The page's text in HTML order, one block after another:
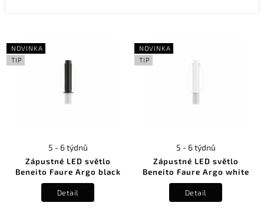
NOVINKA
TIP
Zápustné LED světlo
Beneito Faure Argo black
5 - 6 týdnů
Detail
NOVINKA
TIP
Zápustné LED světlo
Beneito Faure Argo white
5 - 6 týdnů
Detail